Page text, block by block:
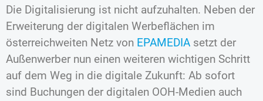
Die Digitalisierung ist nicht aufzuhalten. Neben der
Erweiterung der digitalen Werbeflächen im
österreichweiten Netz von EPAMEDIA setzt der
Außenwerber nun einen weiteren wichtigen Schritt
auf dem Weg in die digitale Zukunft: Ab sofort
sind Buchungen der digitalen OOH-Medien auch